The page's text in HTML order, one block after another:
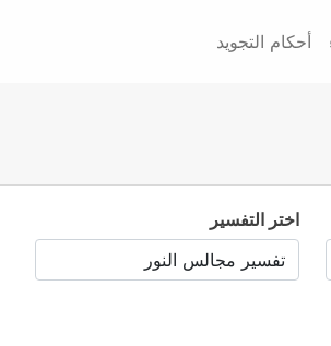
أحكام التجويد
اختر التفسير